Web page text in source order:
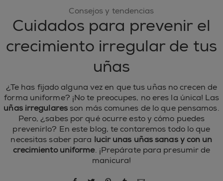
Consejos y tendencias
Cuidados para prevenir el
crecimiento irregular de tus
uñas
¿Te has fijado alguna vez en que tus uñas no crecen de
forma uniforme? ¡No te preocupes, no eres la única! Las
uñas irregulares son más comunes de lo que pensamos.
Pero, ¿sabes por qué ocurre esto y cómo puedes
prevenirlo? En este blog, te contaremos todo lo que
necesitas saber para lucir unas uñas sanas y con un
crecimiento uniforme. ¡Prepárate para presumir de
manicura!